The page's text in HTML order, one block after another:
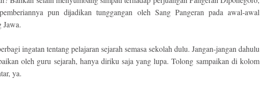
pun dijadikan tunggangan oleh Sang Pangeran pada awal-awal
Jawa.
ingatan tentang pelajaran sejarah semasa sekolah dulu. Jangan-jangan dahulu
oleh guru sejarah, hanya diriku saja yang lupa. Tolong sampaikan di kolom
ya.